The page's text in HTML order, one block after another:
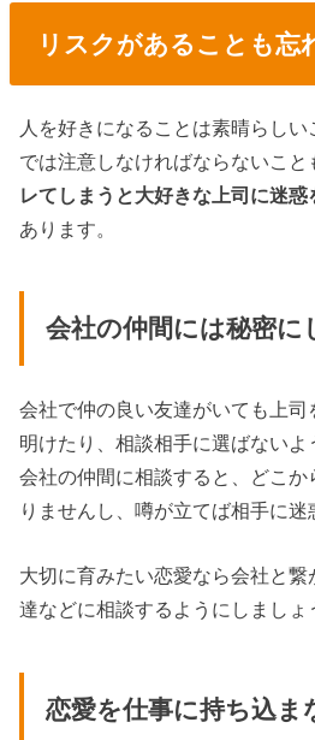
リスクがあることも忘
人を好きになることは素晴らし
では注意しなければならないこと
レてしまうと大好きな上司に迷
あります。
会社の仲間には秘密に
会社で仲の良い友達がいても上司
明けたり、相談相手に選ばないよ
会社の仲間に相談すると、どこ
りませんし、噂が立てば相手に迷
大切に育みたい恋愛なら会社と
達などに相談するようにしましょ
恋愛を仕事に持ち込ま